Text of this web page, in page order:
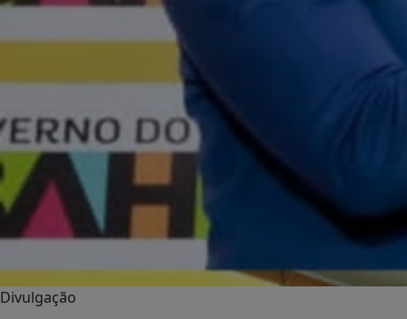
Divulgação